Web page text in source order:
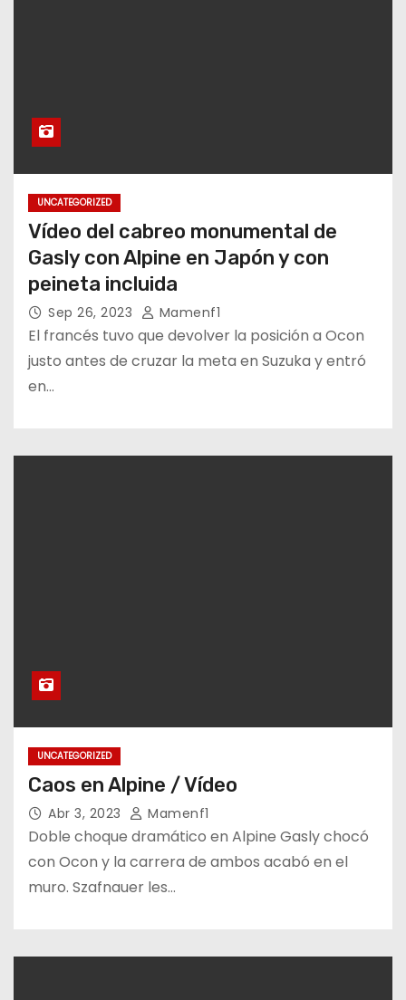
UNCATEGORIZED
Vídeo del cabreo monumental de
Gasly con Alpine en Japón y con
peineta incluida
Sep 26, 2023 Mamenf1
El francés tuvo que devolver la posición a Ocon
justo antes de cruzar la meta en Suzuka y entró
en…
UNCATEGORIZED
Caos en Alpine / Vídeo
Abr 3, 2023 Mamenf1
Doble choque dramático en Alpine Gasly chocó
con Ocon y la carrera de ambos acabó en el
muro. Szafnauer les…